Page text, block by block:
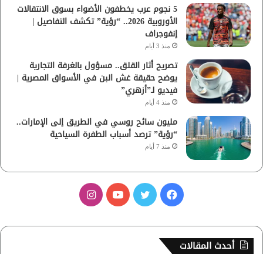
5 نجوم عرب يخطفون الأضواء بسوق الانتقالات
الأوروبية 2026.. “رؤية” تكشف التفاصيل |
إنفوجراف
منذ 3 أيام
تصريح أثار القلق.. مسؤول بالغرفة التجارية
يوضح حقيقة غش البن في الأسواق المصرية |
فيديو لـ”أزهري”
منذ 4 أيام
مليون سائح روسي في الطريق إلى الإمارات..
“رؤية” ترصد أسباب الطفرة السياحية
منذ 7 أيام
س
أحدث المقالات